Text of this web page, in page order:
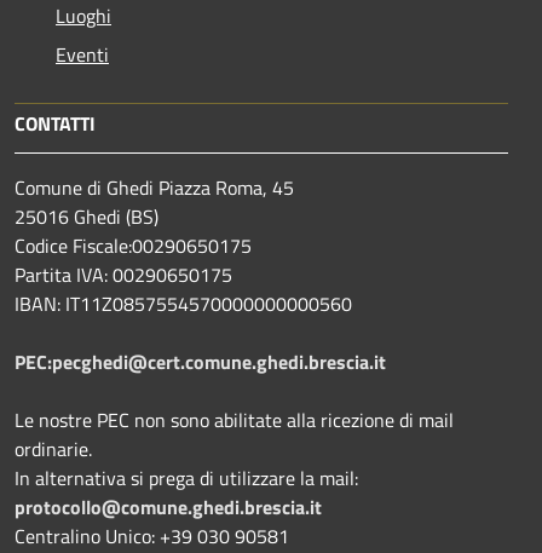
Luoghi
Eventi
CONTATTI
Comune di Ghedi Piazza Roma, 45
25016 Ghedi (BS)
Codice Fiscale:00290650175
Partita IVA: 00290650175
IBAN: IT11Z0857554570000000000560
PEC:pecghedi@cert.comune.ghedi.brescia.it
Le nostre PEC non sono abilitate alla ricezione di mail
ordinarie.
In alternativa si prega di utilizzare la mail:
protocollo@comune.ghedi.brescia.it
Centralino Unico: +39 030 90581